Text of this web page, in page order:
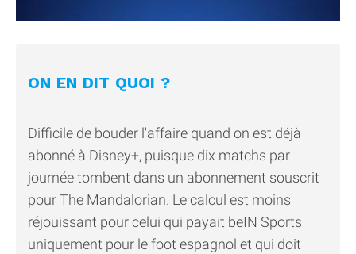
ON EN DIT QUOI ?
Difficile de bouder l'affaire quand on est déjà
abonné à Disney+, puisque dix matchs par
journée tombent dans un abonnement souscrit
pour The Mandalorian. Le calcul est moins
réjouissant pour celui qui payait beIN Sports
uniquement pour le foot espagnol et qui doit